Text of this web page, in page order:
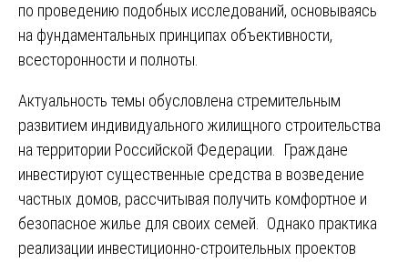
по проведению подобных исследований, основываясь
на фундаментальных принципах объективности,
всесторонности и полноты.
Актуальность темы обусловлена стремительным
развитием индивидуального жилищного строительства
на территории Российской Федерации. Граждане
инвестируют существенные средства в возведение
частных домов, рассчитывая получить комфортное и
безопасное жилье для своих семей. Однако практика
реализации инвестиционно-строительных проектов